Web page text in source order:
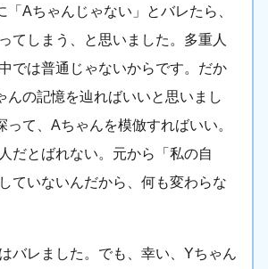
Aちゃんじゃない」とバレたら、
てしまう、と思いました。多重人
では普通じゃないからです。だか
んの記憶を辿ればいいと思いまし
って、Aちゃんを模倣すればいい。
だとばれない。元から「私の自
ていないんだから、何も変わらな
バレました。でも、幸い、Yちゃん